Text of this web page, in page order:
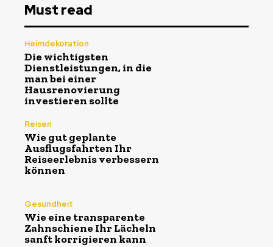
Must read
Heimdekoration
Die wichtigsten
Dienstleistungen, in die
man bei einer
Hausrenovierung
investieren sollte
Reisen
Wie gut geplante
Ausflugsfahrten Ihr
Reiseerlebnis verbessern
können
Gesundheit
Wie eine transparente
Zahnschiene Ihr Lächeln
sanft korrigieren kann